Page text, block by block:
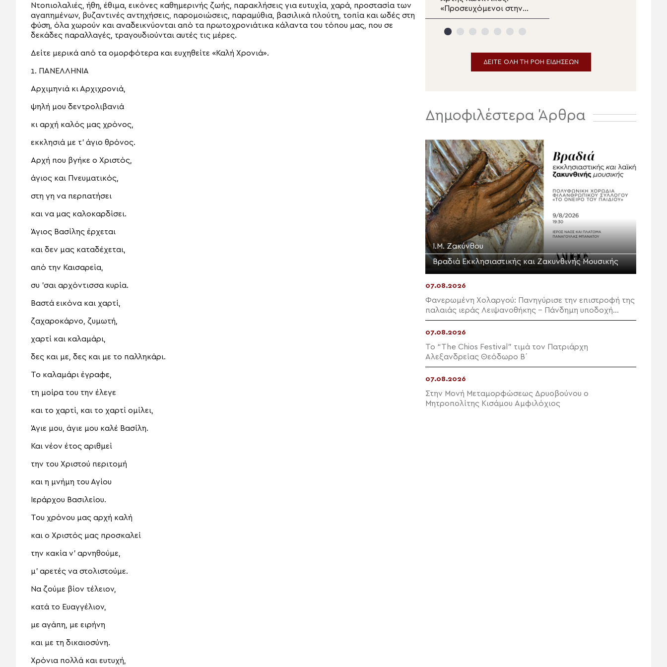
Ντοπιολαλιές, ήθη, έθιμα, εικόνες καθημερινής ζωής, παρακλήσεις για ευτυχία, χαρά, προστασία των
αγαπημένων, βυζαντινές αντηχήσεις, παρομοιώσεις, παραμύθια, βασιλικά πλούτη, τοπία και ωδές στη
φύση, όλα χωρούν και αναδεικνύονται από τα πρωτοχρονιάτικα κάλαντα του τόπου μας, που σε
δεκάδες παραλλαγές, τραγουδιούνται αυτές τις μέρες.
Δείτε μερικά από τα ομορφότερα και ευχηθείτε «Καλή Χρονιά».
1. ΠΑΝΕΛΛΗΝΙΑ
Αρχιμηνιά κι Αρχιχρονιά,
ψηλή μου δεντρολιβανιά
κι αρχή καλός μας χρόνος,
εκκλησιά με τ’ άγιο θρόνος.
Αρχή που βγήκε ο Χριστός,
άγιος και Πνευματικός,
στη γη να περπατήσει
και να μας καλοκαρδίσει.
Άγιος Βασίλης έρχεται
και δεν μας καταδέχεται,
από την Καισαρεία,
συ ’σαι αρχόντισσα κυρία.
Βαστά εικόνα και χαρτί,
ζαχαροκάρνο, ζυμωτή,
χαρτί και καλαμάρι,
δες και με, δες και με το παλληκάρι.
Το καλαμάρι έγραφε,
τη μοίρα του την έλεγε
και το χαρτί, και το χαρτί ομίλει,
Άγιε μου, άγιε μου καλέ Βασίλη.
Και νέον έτος αριθμεί
την του Χριστού περιτομή
και η μνήμη του Αγίου
Ιεράρχου Βασιλείου.
Του χρόνου μας αρχή καλή
και ο Χριστός μας προσκαλεί
την κακία ν’ αρνηθούμε,
μ’ αρετές να στολιστούμε.
Να ζούμε βίον τέλειον,
κατά το Ευαγγέλιον,
με αγάπη, με ειρήνη
και με τη δικαιοσύνη.
Χρόνια πολλά και ευτυχή,
Πατριάρχης στη Μονή
Μεταμορφώσεως
Σωτήρος της Πρώτης
«Προσευχόμενοι στην
Παναγία, συναντάμε τον
Χριστό»
ΔΕΙΤΕ ΟΛΗ ΤΗ ΡΟΗ ΕΙΔΗΣΕΩΝ
Δημοφιλέστερα Άρθρα
Ι.Μ. Ζακύνθου
Βραδιά Εκκλησιαστικής και Ζακυνθινής Μουσικής
07.08.2026
Φανερωμένη Χολαργού: Πανηγύρισε την επιστροφή της
παλαιάς ιεράς Λειψανοθήκης – Πάνδημη υποδοχή
παρουσία του Επισκόπου Χριστουπόλεως
07.08.2026
Το “The Chios Festival” τιμά τον Πατριάρχη
Αλεξανδρείας Θεόδωρο Β΄
07.08.2026
Στην Μονή Μεταμορφώσεως Δρυοβούνου ο
Μητροπολίτης Κισάμου Αμφιλόχιος